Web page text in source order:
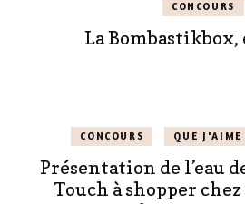
CONCOURS
La
CONCOURS QUE J'AIME
Présentation de l’eau
Touch à shopper